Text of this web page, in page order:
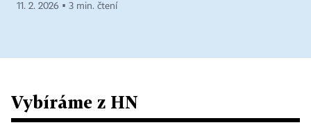
11. 2. 2026 ▪ 3 min. čtení
Vybíráme z HN